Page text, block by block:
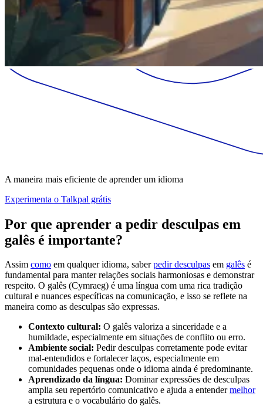
A maneira mais eficiente de aprender um idioma
Experimenta o Talkpal grátis
Por que aprender a pedir desculpas em
galês é importante?
Assim como em qualquer idioma, saberpedir desculpas em galês é
fundamental para manter relações sociais harmoniosas e demonstrar
respeito. O galês (Cymraeg) é uma língua com uma rica tradição
cultural e nuances específicas na comunicação, e isso se reflete na
maneira como as desculpas são expressas.
Contexto cultural: O galês valoriza a sinceridade e a
humildade, especialmente em situações de conflito ou erro.
Ambiente social: Pedir desculpas corretamente pode evitar
mal-entendidos e fortalecer laços, especialmente em
comunidades pequenas onde o idioma ainda é predominante.
Aprendizado da língua: Dominar expressões de desculpas
amplia seu repertório comunicativo e ajuda a entendermelhor
a estrutura e o vocabulário do galês.